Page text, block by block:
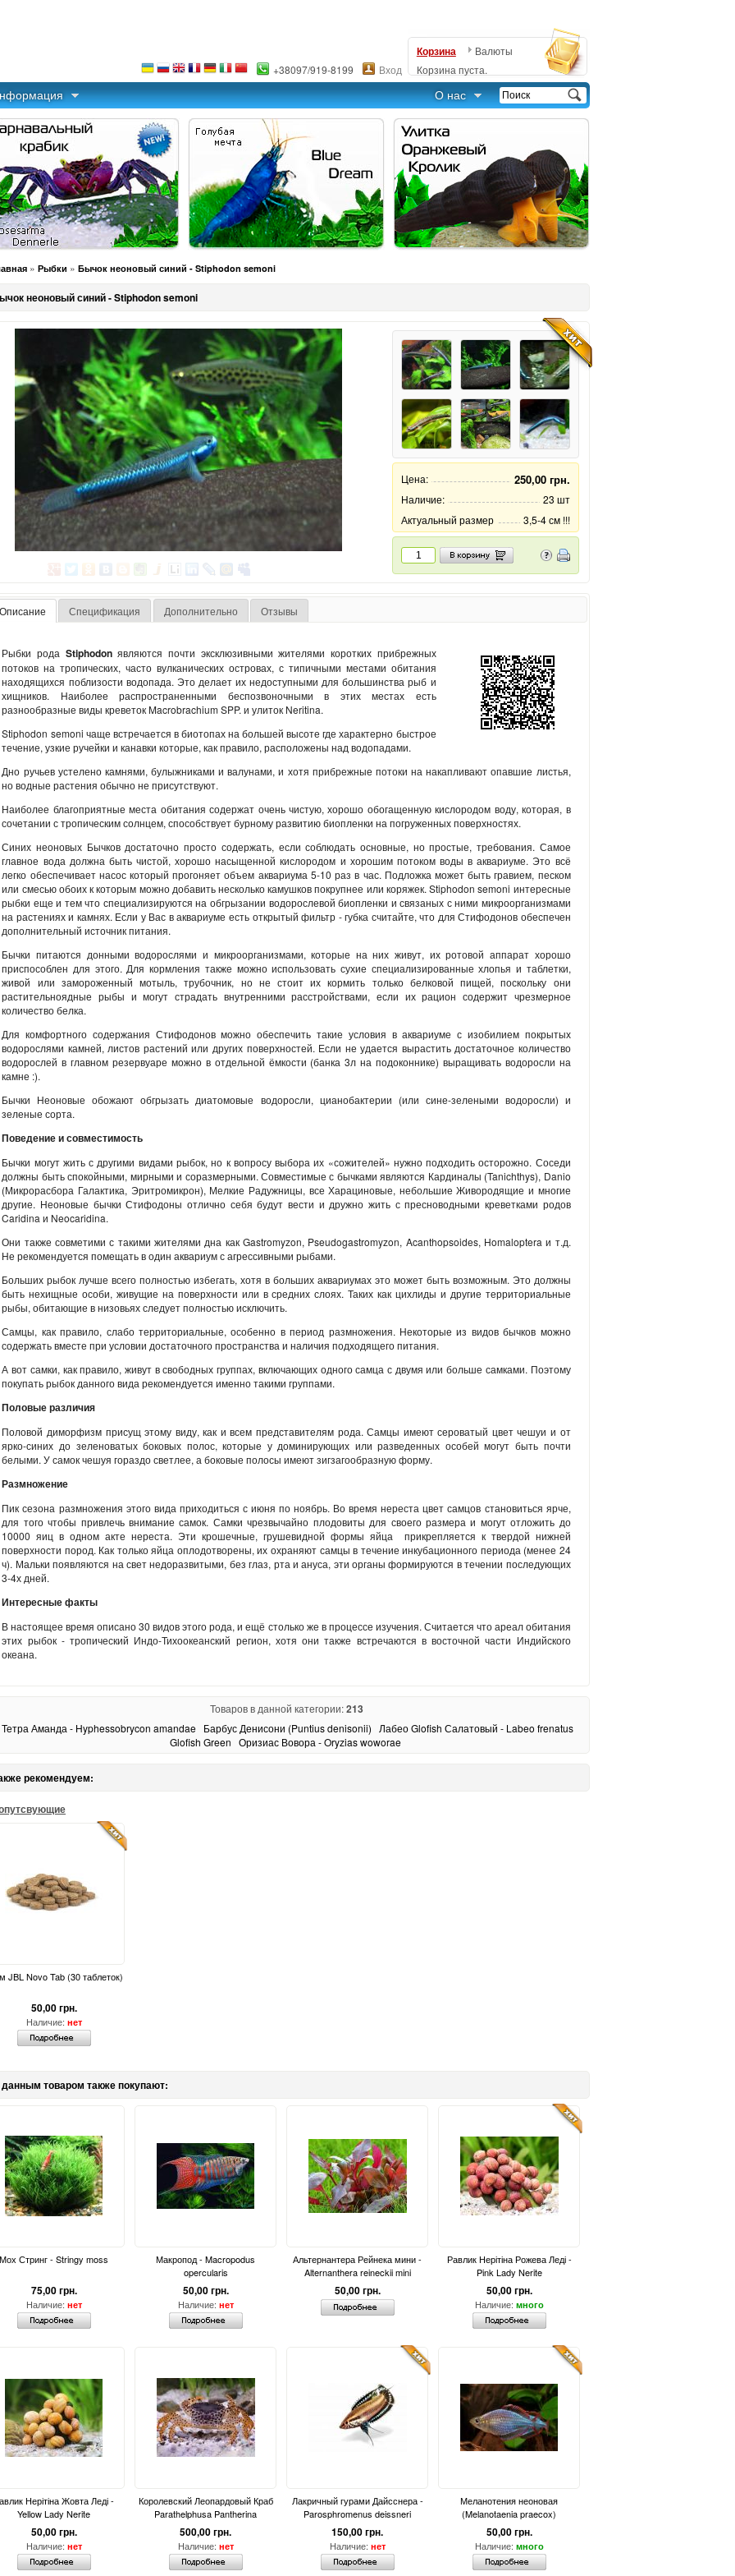
Валюты
Корзина
Корзина пуста.
+38097/919-8199 Вход
О нас
» Рыбки » Бычок неоновый синий - Stiphodon semoni
неоновый синий - Stiphodon semoni
Цена: 250,00 грн.
Наличие:
23 шт
Актуальный размер
3,5-4 см !!!
Спецификация Дополнительно Отзывы
Рыбки рода Stiphodonявляются почти эксклюзивными жителями коротких прибрежных
потоков на тропических, часто вулканических островах, с типичными местами обитания
находящихся поблизости водопада. Это делает их недоступными для большинства рыб и
хищников. Наиболее распространенными беспозвоночными в этих местах есть
разнообразные виды креветок Macrobrachium SPP. и улиток Neritina.
Stiphodon semoni чаще встречается в биотопах на большей высоте где характерно быстрое
течение, узкие ручейки и канавки которые, как правило, расположены над водопадами.
Дно ручьев устелено камнями, булыжниками и валунами, и хотя прибрежные потоки на накапливают опавшие листья,
но водные растения обычно не присутствуют.
Наиболее благоприятные места обитания содержат очень чистую, хорошо обогащенную кислородом воду, которая, в
сочетании с тропическим солнцем, способствует бурному развитию биопленки на погруженных поверхностях.
Синих неоновых Бычков достаточно просто содержать, если соблюдать основные, но простые, требования. Самое
главное вода должна быть чистой, хорошо насыщенной кислородом и хорошим потоком воды в аквариуме. Это всё
легко обеспечивает насос который прогоняет объем аквариума 5-10 раз в час. Подложка может быть гравием, песком
или смесью обоих к которым можно добавить несколько камушков покрупнее или коряжек. Stiphodon semoni интересные
рыбки еще и тем что специализируются на обгрызании водорослевой биопленки и связаных с ними микроорганизмами
на растениях и камнях. Если у Вас в аквариуме есть открытый фильтр - губка считайте, что для Стифодонов обеспечен
дополнительный источник питания.
Бычки питаются донными водорослями и микроорганизмами, которые на них живут, их ротовой аппарат хорошо
приспособлен для этого. Для кормления также можно использовать сухие специализированные хлопья и таблетки,
живой или замороженный мотыль, трубочник, но не стоит их кормить только белковой пищей, поскольку они
растительноядные рыбы и могут страдать внутренними расстройствами, если их рацион содержит чрезмерное
количество белка.
Для комфортного содержания Стифодонов можно обеспечить такие условия в аквариуме с изобилием покрытых
водорослями камней, листов растений или других поверхностей. Если не удается вырастить достаточное количество
водорослей в главном резервуаре можно в отдельной ёмкости (банка 3л на подоконнике) выращивать водоросли на
камне :).
Бычки Неоновые обожают обгрызать диатомовые водоросли, цианобактерии (или сине-зелеными водоросли) и
зеленые сорта.
Поведение и совместимость
Бычки могут жить с другими видами рыбок, но к вопросу выбора их «сожителей» нужно подходить осторожно. Соседи
должны быть спокойными, мирными и соразмерными. Совместимые с бычками являются Кардиналы (Tanichthys), Danio
(Микрорасбора Галактика, Эритромикрон), Мелкие Радужницы, все Харациновые, небольшие Живородящие и многие
другие. Неоновые бычки Стифодоны отлично себя будут вести и дружно жить с пресноводными креветками родов
Caridina и Neocaridina.
Они также совметими с такими жителями дна как Gastromyzon, Pseudogastromyzon, Acanthopsoides, Homaloptera и т.д.
Не рекомендуется помещать в один аквариум с агрессивными рыбами.
Больших рыбок лучше всего полностью избегать, хотя в больших аквариумах это может быть возможным. Это должны
быть нехищные особи, живущие на поверхности или в средних слоях. Таких как цихлиды и другие территориальные
рыбы, обитающие в низовьях следует полностью исключить.
Самцы, как правило, слабо территориальные, особенно в период размножения. Некоторые из видов бычков можно
содержать вместе при условии достаточного пространства и наличия подходящего питания.
А вот самки, как правило, живут в свободных группах, включающих одного самца с двумя или больше самками. Поэтому
покупать рыбок данного вида рекомендуется именно такими группами.
Половые различия
Половой диморфизм присущ этому виду, как и всем представителям рода. Самцы имеют сероватый цвет чешуи и от
ярко-синих до зеленоватых боковых полос, которые у доминирующих или разведенных особей могут быть почти
белыми. У самок чешуя гораздо светлее, а боковые полосы имеют зигзагообразную форму.
Размножение
Пик сезона размножения этого вида приходиться с июня по ноябрь. Во время нереста цвет самцов становиться ярче,
для того чтобы привлечь внимание самок. Самки чрезвычайно плодовиты для своего размера и могут отложить до
10000 яиц в одном акте нереста. Эти крошечные, грушевидной формы яйца прикрепляется к твердой нижней
поверхности пород. Как только яйца оплодотворены, их охраняют самцы в течение инкубационного периода (менее 24
ч). Мальки появляются на свет недоразвитыми, без глаз, рта и ануса, эти органы формируются в течении последующих
3-4х дней.
Интересные факты
В настоящее время описано 30 видов этого рода, и ещё столько же в процессе изучения. Считается что ареал обитания
этих рыбок - тропический Индо-Тихоокеанский регион, хотя они также встречаются в восточной части Индийского
океана.
Товаров в данной категории:213
Тетра Аманда - Hyphessobrycon amandae Барбус Денисони (Puntius denisonii)
Лабео Glofish Салатовый - Labeo frenatus
Glofish Green Оризиас Вовора - Oryzias woworae
рекомендуем:
JBL Novo Tab (30 таблеток)
50,00 грн.
Наличие: нет
товаром также покупают:
Мох Стринг - Stringy moss
75,00 грн.
Наличие: нет
Макропод - Macropodus
opercularis
50,00 грн.
Наличие: нет
Альтернантера Рейнека мини -
Alternanthera reineckii mini
50,00 грн.
Равлик Нерітіна Рожева Леді -
Pink Lady Nerite
50,00 грн.
Наличие: много
Нерітіна Жовта Леді -
Yellow Lady Nerite
50,00 грн.
Наличие: нет
Королевский Леопардовый Краб
Parathelphusa Pantherina
500,00 грн.
Наличие: нет
Лакричный гурами Дайсснера -
Parosphromenus deissneri
150,00 грн.
Наличие: нет
Меланотения неоновая
(Melanotaenia praecox)
50,00 грн.
Наличие: много